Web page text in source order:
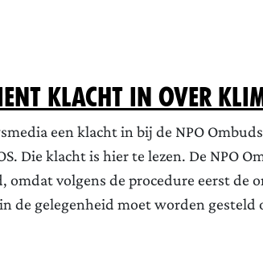
klacht in over
een klacht in bij de NPO
Die klacht is hier te lezen. De NPO
omdat volgens de procedure eerst de
de gelegenheid moet worden gesteld